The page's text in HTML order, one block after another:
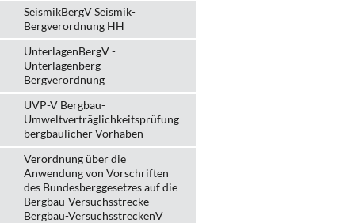
SeismikBergV Seismik-
Bergverordnung HH
UnterlagenBergV -
Unterlagenberg-
Bergverordnung
UVP-V Bergbau-
Umweltverträglichkeits­prüfung
bergbau­licher Vorhaben
Verordnung über die
Anwendung von Vorschriften
des Bundesberggesetzes auf die
Bergbau-Versuchsstrecke -
Bergbau-VersuchsstreckenV